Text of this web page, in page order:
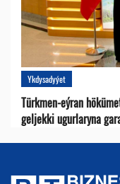
Ykdysadyýet
Türkmen-eýran
geljekki ugurlaryna